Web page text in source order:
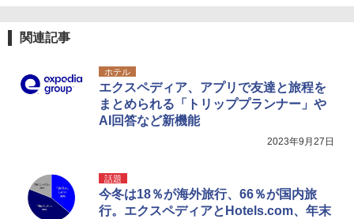
広げるだけ パッとサッとテント キューブ ブ
ラックコーティング フルクローズ メッシュ 3
人用 簡単設置 ポップアップテント PATC-15
0B エクルベージュ
USB充電式 高精度 超長距離照射 長時間使用
可能 安全ロック付き 高安全性 金属製耐久 コ
ンパクト多機能設計 持ち運び便利 アウトド
ア/オフィス/教育現場/展示会用 緑
関連記事
ホテル
エクスペディア、アプリで友達と旅程を
まとめられる「トリッププランナー」や
AI回答など新機能
2023年9月27日
話題
今冬は18％が海外旅行、66％が国内旅
行。エクスペディアとHotels.com、年末